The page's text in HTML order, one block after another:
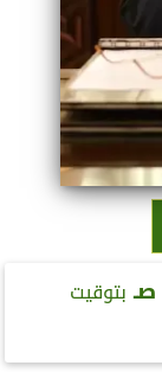
بتوقيت